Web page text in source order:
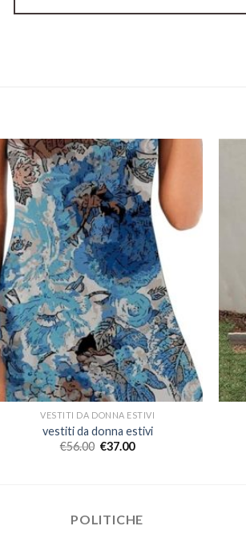
VESTITI DA DONNA ESTIVI
vestiti da donna estivi
€56.00 €37.00
POLITICHE